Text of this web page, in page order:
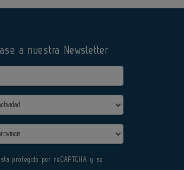
a nuestra Newsletter
protegido por reCAPTCHA y se